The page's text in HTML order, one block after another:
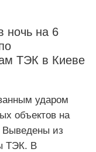
ночь на 6
ТЭК в Киеве
ударом
объектов на
Выведены из
ТЭК. В